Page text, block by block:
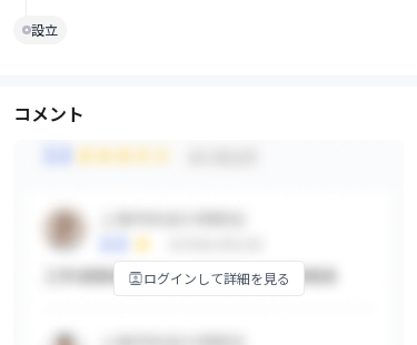
設立
コメント
ログインして詳細を見る